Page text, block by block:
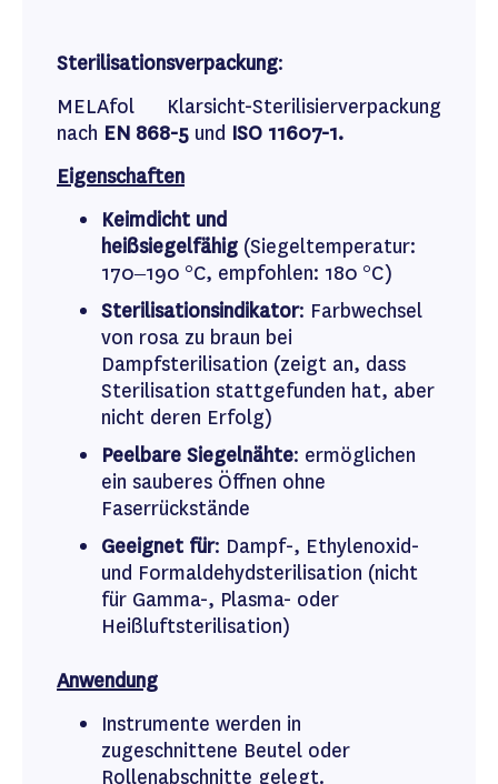
Sterilisationsverpackung:
MELAfol
Klarsicht-Sterilisierverpackung
nach EN 868-5 und ISO 11607-1.
Eigenschaften
Keimdicht und
heißsiegelfähig (Siegeltemperatur:
170–190 °C, empfohlen: 180 °C)
Sterilisationsindikator: Farbwechsel
von rosa zu braun bei
Dampfsterilisation (zeigt an, dass
Sterilisation stattgefunden hat, aber
nicht deren Erfolg)
Peelbare Siegelnähte: ermöglichen
ein sauberes Öffnen ohne
Faserrückstände
Geeignet für: Dampf-, Ethylenoxid-
und Formaldehydsterilisation (nicht
für Gamma-, Plasma- oder
Heißluftsterilisation)
Anwendung
Instrumente werden in
zugeschnittene Beutel oder
Rollenabschnitte gelegt.